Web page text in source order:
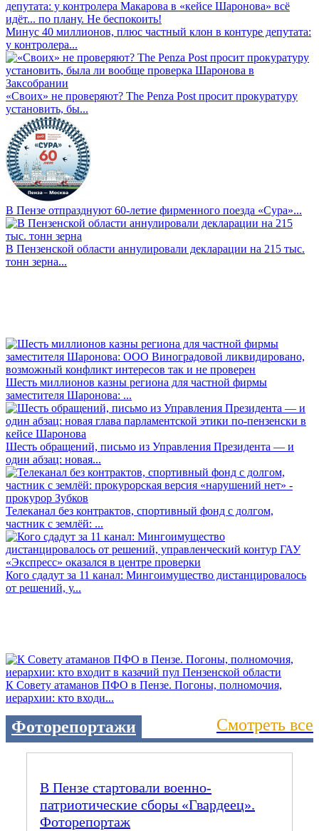
Минус 40 миллионов, плюс частный клон в контуре депутата:
у контролера...
«Своих» не проверяют? The Penza Post просит прокуратуру
установить, бы...
В Пензе отпразднуют 60-летие фирменного поезда «Сура»...
В Пензенской области аннулировали декларации на 215 тыс.
тонн зерна...
Шесть миллионов казны региона для частной фирмы
заместителя Шаронова: ...
Шесть обращений, письмо из Управления Президента — и
один абзац: новая...
Телеканал без контрактов, спортивный фонд с долгом,
частник с землёй: ...
Кого сдадут за 11 канал: Мингоимущество дистанцировалось
от решений, у...
К Совету атаманов ПФО в Пензе. Погоны, полномочия,
иерархии: кто входи...
Фоторепортажи Смотреть все
В Пензе стартовали военно-
патриотические сборы «Гвардеец».
Фоторепортаж